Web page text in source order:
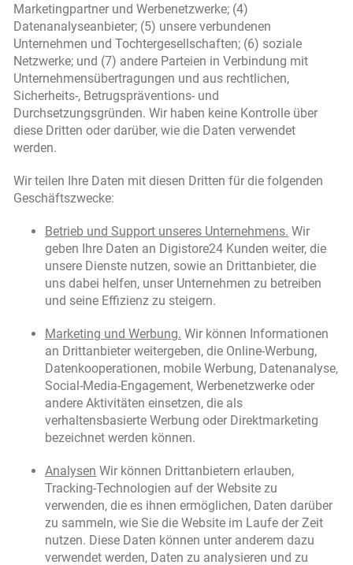
Marketingpartner und Werbenetzwerke; (4)
Datenanalyseanbieter; (5) unsere verbundenen
Unternehmen und Tochtergesellschaften; (6) soziale
Netzwerke; und (7) andere Parteien in Verbindung mit
Unternehmensübertragungen und aus rechtlichen,
Sicherheits-, Betrugspräventions- und
Durchsetzungsgründen. Wir haben keine Kontrolle über
diese Dritten oder darüber, wie die Daten verwendet
werden.
Wir teilen Ihre Daten mit diesen Dritten für die folgenden
Geschäftszwecke:
Betrieb und Support unseres Unternehmens. Wir
geben Ihre Daten an Digistore24 Kunden weiter, die
unsere Dienste nutzen, sowie an Drittanbieter, die
uns dabei helfen, unser Unternehmen zu betreiben
und seine Effizienz zu steigern.
Marketing und Werbung. Wir können Informationen
an Drittanbieter weitergeben, die Online-Werbung,
Datenkooperationen, mobile Werbung, Datenanalyse,
Social-Media-Engagement, Werbenetzwerke oder
andere Aktivitäten einsetzen, die als
verhaltensbasierte Werbung oder Direktmarketing
bezeichnet werden können.
Analysen Wir können Drittanbietern erlauben,
Tracking-Technologien auf der Website zu
verwenden, die es ihnen ermöglichen, Daten darüber
zu sammeln, wie Sie die Website im Laufe der Zeit
nutzen. Diese Daten können unter anderem dazu
verwendet werden, Daten zu analysieren und zu